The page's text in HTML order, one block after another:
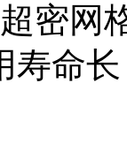
密网
寿命长